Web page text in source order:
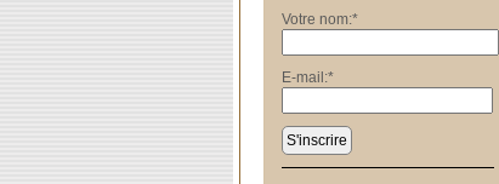
Votre nom:*
E-mail:*
S'inscrire